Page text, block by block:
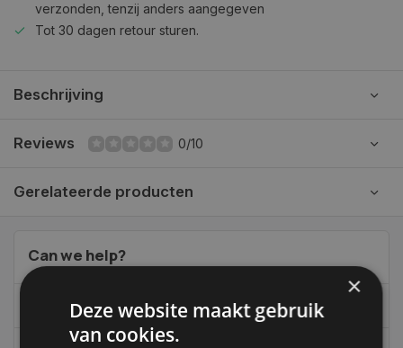
verzonden, tenzij anders aangegeven
Tot 30 dagen retour sturen.
Beschrijving
Reviews 0/10
Gerelateerde producten
Can we help?
06-39119169
×
Deze website maakt gebruik
van cookies.